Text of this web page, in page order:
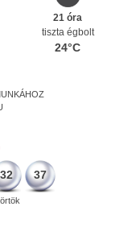
21 óra
tiszta égbolt
24°C
32 37